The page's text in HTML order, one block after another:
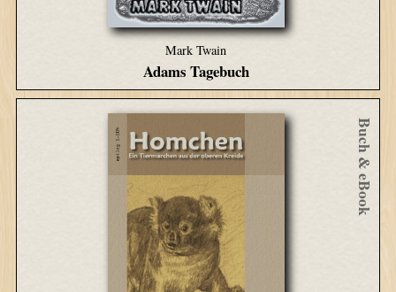
Mark Twain
Adams Tagebuch
Buch & eBook